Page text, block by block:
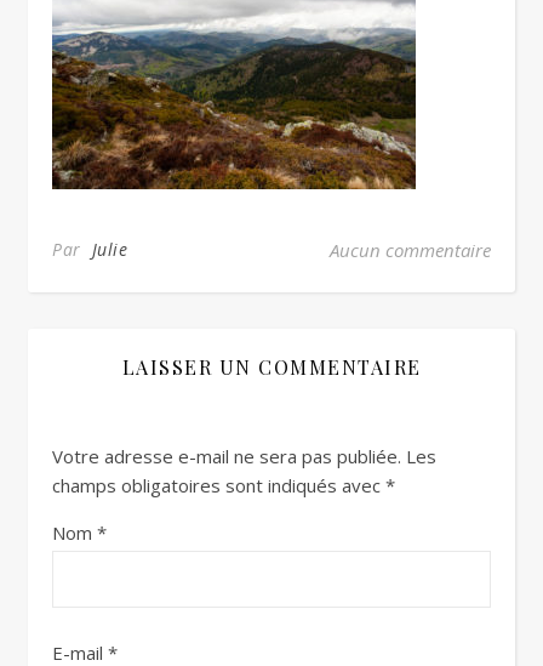
Par Julie Aucun commentaire
LAISSER UN COMMENTAIRE
Votre adresse e-mail ne sera pas publiée. Les
champs obligatoires sont indiqués avec *
Nom *
E-mail *